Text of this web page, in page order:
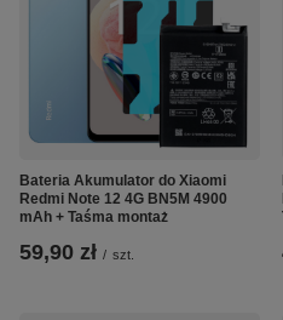
Bateria Akumulator do Xiaomi
Redmi Note 12 4G BN5M 4900
mAh + Taśma montaż
59,90 zł / szt.